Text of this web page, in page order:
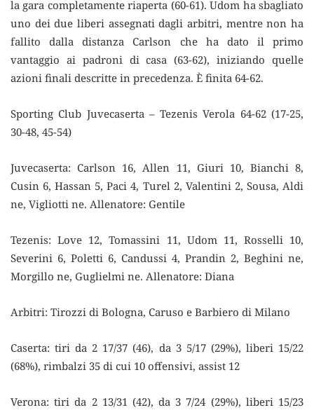
la gara completamente riaperta (60-61). Udom ha sbagliato
uno dei due liberi assegnati dagli arbitri, mentre non ha
fallito dalla distanza Carlson che ha dato il primo
vantaggio ai padroni di casa (63-62), iniziando quelle
azioni finali descritte in precedenza. È finita 64-62.
Sporting Club Juvecaserta – Tezenis Verola 64-62 (17-25,
30-48, 45-54)
Juvecaserta: Carlson 16, Allen 11, Giuri 10, Bianchi 8,
Cusin 6, Hassan 5, Paci 4, Turel 2, Valentini 2, Sousa, Aldi
ne, Vigliotti ne. Allenatore: Gentile
Tezenis: Love 12, Tomassini 11, Udom 11, Rosselli 10,
Severini 6, Poletti 6, Candussi 4, Prandin 2, Beghini ne,
Morgillo ne, Guglielmi ne. Allenatore: Diana
Arbitri: Tirozzi di Bologna, Caruso e Barbiero di Milano
Caserta: tiri da 2 17/37 (46), da 3 5/17 (29%), liberi 15/22
(68%), rimbalzi 35 di cui 10 offensivi, assist 12
Verona: tiri da 2 13/31 (42), da 3 7/24 (29%), liberi 15/23